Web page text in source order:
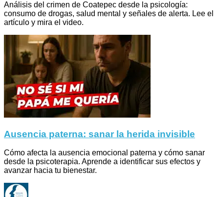
Análisis del crimen de Coatepec desde la psicología:
consumo de drogas, salud mental y señales de alerta. Lee el
artículo y mira el video.
Ausencia paterna: sanar la herida invisible
Cómo afecta la ausencia emocional paterna y cómo sanar
desde la psicoterapia. Aprende a identificar sus efectos y
avanzar hacia tu bienestar.